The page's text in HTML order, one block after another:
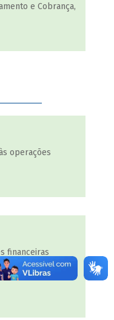
e Cobrança,
operações
financeiras
junto ao
de Operações